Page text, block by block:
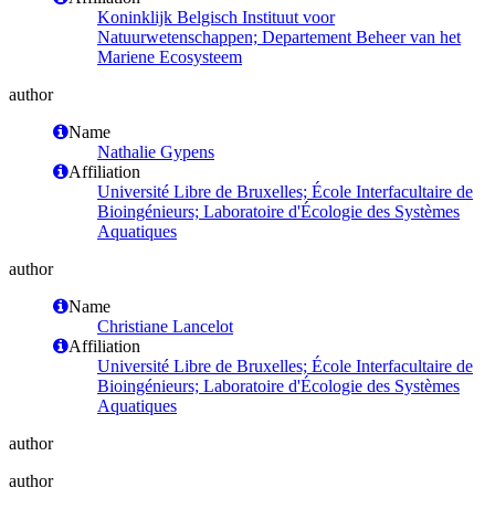
Koninklijk Belgisch Instituut voor
Natuurwetenschappen; Departement Beheer van het
Mariene Ecosysteem
author
Name
Nathalie Gypens
Affiliation
Université Libre de Bruxelles; École Interfacultaire de
Bioingénieurs; Laboratoire d'Écologie des Systèmes
Aquatiques
author
Name
Christiane Lancelot
Affiliation
Université Libre de Bruxelles; École Interfacultaire de
Bioingénieurs; Laboratoire d'Écologie des Systèmes
Aquatiques
author
author